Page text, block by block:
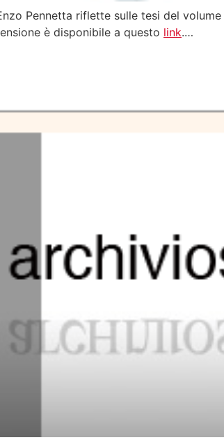
Pennetta riflette sulle tesi del volume
è disponibile a questo link.…